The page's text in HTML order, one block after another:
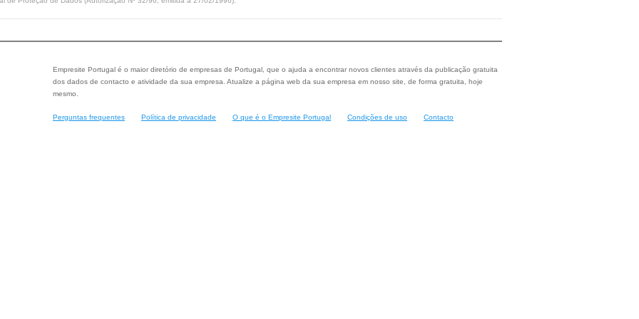
Empresite Portugal é o maior diretório de empresas de Portugal, que o ajuda a encontrar novos clientes através da publicação gratuita
dos dados de contacto e atividade da sua empresa. Atualize a página web da sua empresa em nosso site, de forma gratuita, hoje
mesmo.
Perguntas frequentes Política de privacidade O que é o Empresite Portugal Condições de uso Contacto